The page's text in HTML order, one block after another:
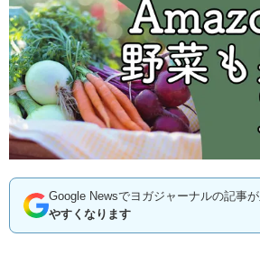
Google Newsでヨガジャーナルの記事が
やすくなります